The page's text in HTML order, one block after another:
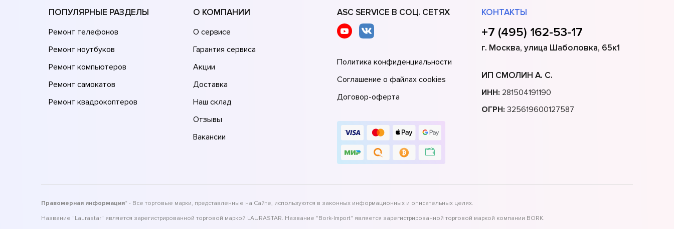
ПОПУЛЯРНЫЕ РАЗДЕЛЫ
Ремонт телефонов
Ремонт ноутбуков
Ремонт компьютеров
Ремонт самокатов
Ремонт квадрокоптеров
О КОМПАНИИ
О сервисе
Гарантия сервиса
Акции
Доставка
Наш склад
Отзывы
Вакансии
ASC SERVICE В СОЦ. СЕТЯХ
Политика конфиденциальности
Соглашение о файлах cookies
Договор-оферта
КОНТАКТЫ
+7 (495) 162-53-17
г. Москва, улица Шаболовка, 65к1
ИП СМОЛИН А. С.
ИНН: 281504191190
ОГРН: 325619600127587
Правомерная информация* - Все торговые марки, представленные на Сайте, используются в законных информационных и описательных целях.
Название "Laurastar" является зарегистрированной торговой маркой LAURASTAR. Название "Bork-Import" является зарегистрированной торговой маркой компании BORK.